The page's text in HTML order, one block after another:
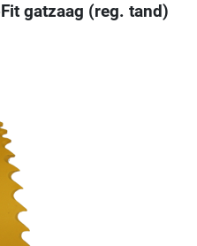
gatzaag (reg. tand)